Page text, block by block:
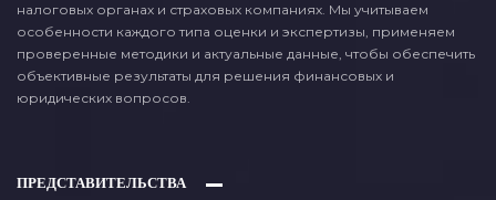
налоговых органах и страховых компаниях. Мы учитываем
особенности каждого типа оценки и экспертизы, применяем
проверенные методики и актуальные данные, чтобы обеспечить
объективные результаты для решения финансовых и
юридических вопросов.
ПРЕДСТАВИТЕЛЬСТВА